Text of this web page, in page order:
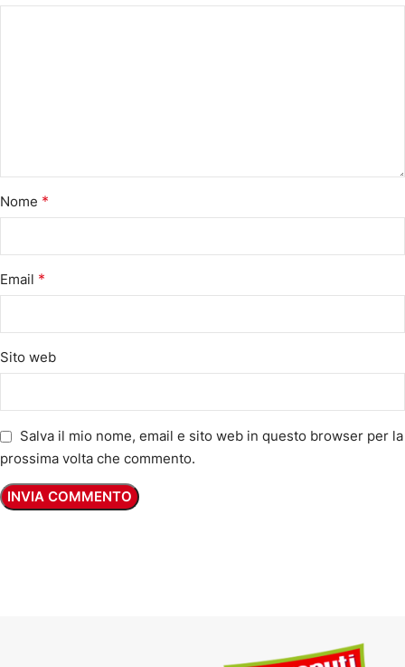
Nome *
Email *
Sito web
Salva il mio nome, email e sito web in questo browser per la
prossima volta che commento.